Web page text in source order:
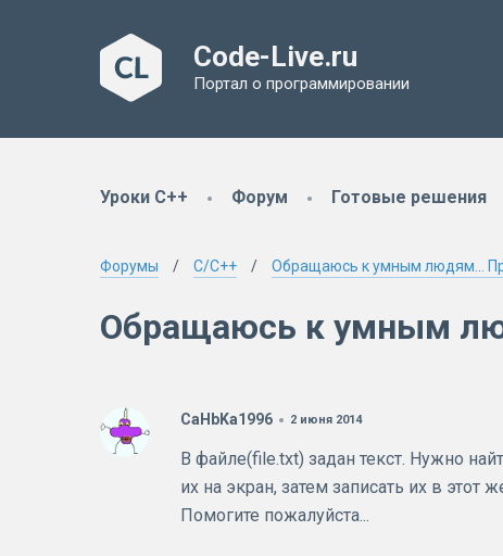
Code-Live.ru
Портал о программировании
Уроки C++ Форум Готовые решения
Форумы C/C++ Обращаюсь к умным людям...
Обращаюсь к умным
CaHbKa1996 2 июня 2014
В файле(file.txt) задан текст. Нужно
их на экран, затем записать их в этот
Помогите пожалуйста...